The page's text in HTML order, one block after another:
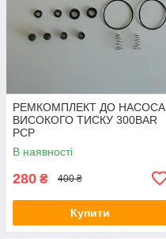
РЕМКОМПЛЕКТ ДО НАСОСА
ВИСОКОГО ТИСКУ 300BAR
PCP
В наявності
280 ₴ 400 ₴
Купити